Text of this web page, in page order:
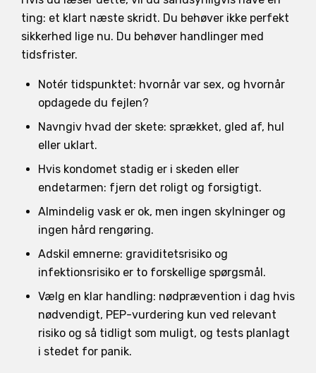
ting: et klart næste skridt. Du behøver ikke perfekt
sikkerhed lige nu. Du behøver handlinger med
tidsfrister.
Notér tidspunktet: hvornår var sex, og hvornår
opdagede du fejlen?
Navngiv hvad der skete: sprækket, gled af, hul
eller uklart.
Hvis kondomet stadig er i skeden eller
endetarmen: fjern det roligt og forsigtigt.
Almindelig vask er ok, men ingen skylninger og
ingen hård rengøring.
Adskil emnerne: graviditetsrisiko og
infektionsrisiko er to forskellige spørgsmål.
Vælg en klar handling: nødprævention i dag hvis
nødvendigt, PEP-vurdering kun ved relevant
risiko og så tidligt som muligt, og tests planlagt
i stedet for panik.